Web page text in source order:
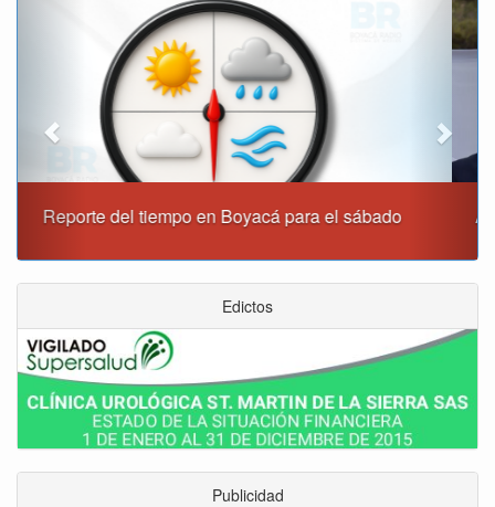
Alcaldía de Tunja y Gobernación de Boyacá firmaron
Edictos
Publicidad